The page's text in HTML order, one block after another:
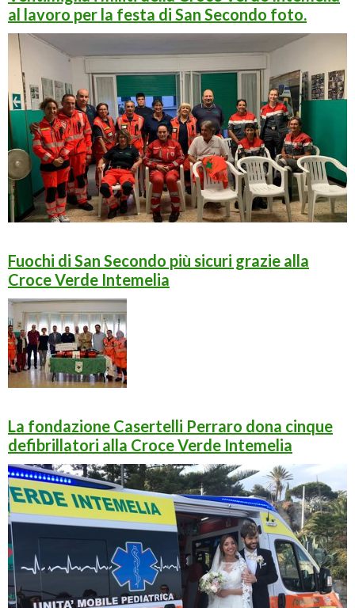
al lavoro per la festa di San Secondo foto.
Fuochi di San Secondo più sicuri grazie alla
Croce Verde Intemelia
La fondazione Casertelli Perraro dona cinque
defibrillatori alla Croce Verde Intemelia